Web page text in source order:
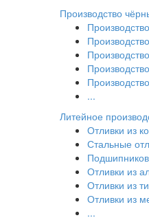
Производство
...
Литейное
Отливки из
Стальные
Отливки из
Отливки из
Отливки из
...